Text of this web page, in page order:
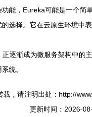
能，Eureka可能是一个简
选择。它在云原生环境中
逐渐成为微服务架构中
统。
载，请注明出处：http://
更新时间：2026-